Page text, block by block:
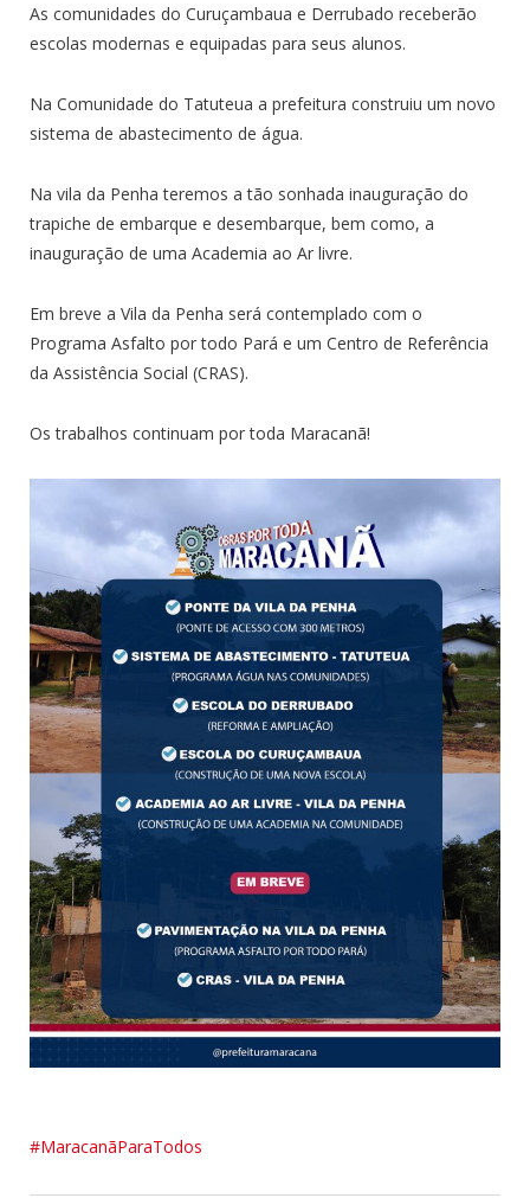
As comunidades do Curuçambaua e Derrubado receberão
escolas modernas e equipadas para seus alunos.
Na Comunidade do Tatuteua a prefeitura construiu um novo
sistema de abastecimento de água.
Na vila da Penha teremos a tão sonhada inauguração do
trapiche de embarque e desembarque, bem como, a
inauguração de uma Academia ao Ar livre.
Em breve a Vila da Penha será contemplado com o
Programa Asfalto por todo Pará e um Centro de Referência
da Assistência Social (CRAS).
Os trabalhos continuam por toda Maracanã!
#MaracanãParaTodos